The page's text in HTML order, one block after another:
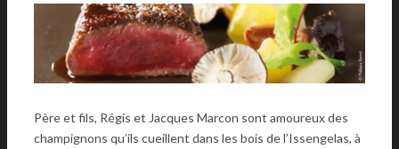
Père et fils, Régis et Jacques Marcon sont amoureux des
champignons qu’ils cueillent dans les bois de l’Issengelas, à